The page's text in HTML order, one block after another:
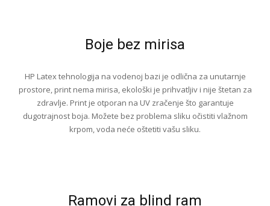
Boje bez mirisa
HP Latex tehnologija na vodenoj bazi je odlična za unutarnje
prostore, print nema mirisa, ekološki je prihvatljiv i nije štetan za
zdravlje. Print je otporan na UV zračenje što garantuje
dugotrajnost boja. Možete bez problema sliku očistiti vlažnom
krpom, voda neće oštetiti vašu sliku.
Ramovi za blind ram